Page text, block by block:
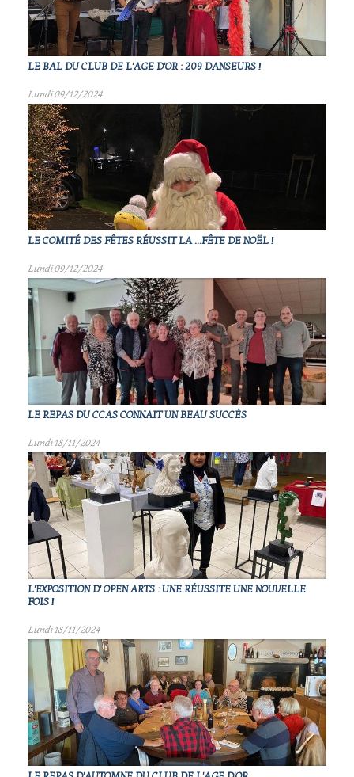
LE BAL DU CLUB DE L'AGE D'OR : 209 DANSEURS !
Lundi 09/12/2024
LE COMITÉ DES FÊTES RÉUSSIT LA ...FÊTE DE NOËL !
Lundi 09/12/2024
LE REPAS DU CCAS CONNAIT UN BEAU SUCCÈS
Lundi 18/11/2024
L'EXPOSITION D' OPEN ARTS : UNE RÉUSSITE UNE NOUVELLE
FOIS !
Lundi 18/11/2024